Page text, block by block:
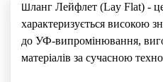
Шланг Лейфлет (Lay Flat) -
характеризується високою
до УФ-випромінювання,
матеріалів за сучасною